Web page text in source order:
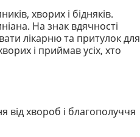
хворих і бідняків.
На знак вдячності
лікарню та притулок для
і приймав усіх, хто
від хвороб і благополуччя